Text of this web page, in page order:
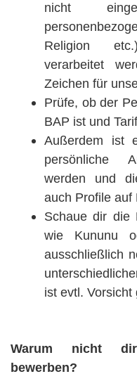
nicht
Religion
verarbeitet
Zeichen für
Prüfe, ob der
BAP ist und
Außerdem ist
persönliche
werden und
auch Profile auf
Schaue dir die
wie Kununu
ausschließlich
ist evtl. Vorsicht
Warum nicht
bewerben?